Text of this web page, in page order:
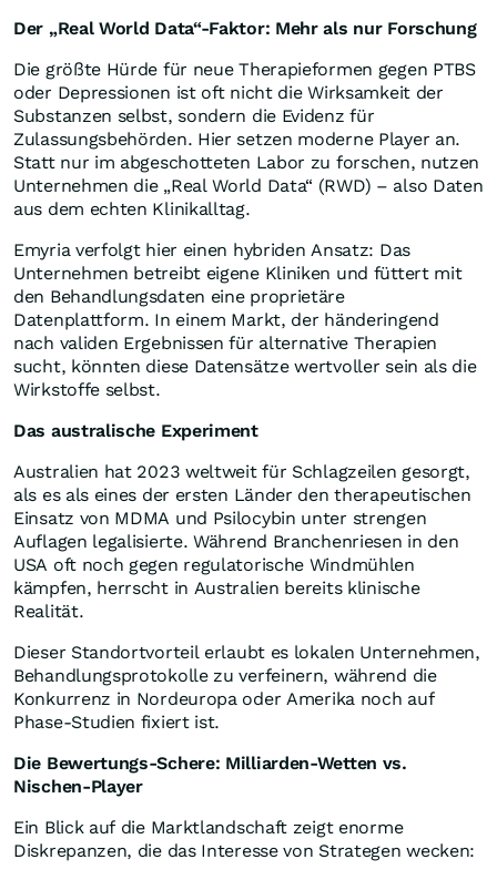
Der „Real World Data“-Faktor: Mehr als nur Forschung
Die größte Hürde für neue Therapieformen gegen PTBS
oder Depressionen ist oft nicht die Wirksamkeit der
Substanzen selbst, sondern die Evidenz für
Zulassungsbehörden. Hier setzen moderne Player an.
Statt nur im abgeschotteten Labor zu forschen, nutzen
Unternehmen die „Real World Data“ (RWD) – also Daten
aus dem echten Klinikalltag.
Emyria verfolgt hier einen hybriden Ansatz: Das
Unternehmen betreibt eigene Kliniken und füttert mit
den Behandlungsdaten eine proprietäre
Datenplattform. In einem Markt, der händeringend
nach validen Ergebnissen für alternative Therapien
sucht, könnten diese Datensätze wertvoller sein als die
Wirkstoffe selbst.
Das australische Experiment
Australien hat 2023 weltweit für Schlagzeilen gesorgt,
als es als eines der ersten Länder den therapeutischen
Einsatz von MDMA und Psilocybin unter strengen
Auflagen legalisierte. Während Branchenriesen in den
USA oft noch gegen regulatorische Windmühlen
kämpfen, herrscht in Australien bereits klinische
Realität.
Dieser Standortvorteil erlaubt es lokalen Unternehmen,
Behandlungsprotokolle zu verfeinern, während die
Konkurrenz in Nordeuropa oder Amerika noch auf
Phase-Studien fixiert ist.
Die Bewertungs-Schere: Milliarden-Wetten vs.
Nischen-Player
Ein Blick auf die Marktlandschaft zeigt enorme
Diskrepanzen, die das Interesse von Strategen wecken: